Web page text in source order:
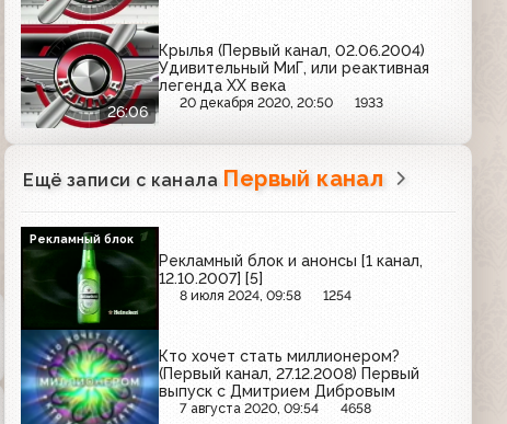
26:06
Крылья (Первый канал, 02.06.2004)
Удивительный МиГ, или реактивная
легенда XX века
20 декабря 2020, 20:50 1933
Ещё записи с канала Первый канал
Рекламный блок и анонсы [1 канал,
12.10.2007] [5]
8 июля 2024, 09:58 1254
Рекламный блок
Кто хочет стать миллионером?
(Первый канал, 27.12.2008) Первый
выпуск с Дмитрием Дибровым
7 августа 2020, 09:54 4658